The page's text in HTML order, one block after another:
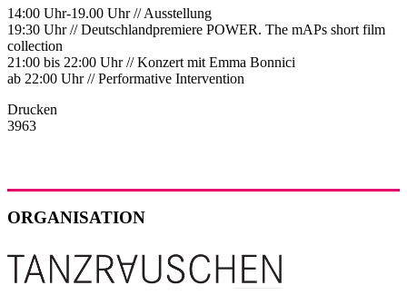
14:00 Uhr-19.00 Uhr // Ausstellung
19:30 Uhr // Deutschlandpremiere POWER. The mAPs short film
collection
21:00 bis 22:00 Uhr // Konzert mit Emma Bonnici
ab 22:00 Uhr // Performative Intervention
Drucken
3963
ORGANISATION